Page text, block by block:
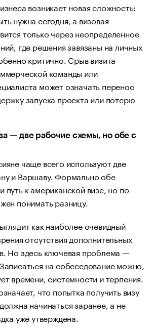
возникает новая сложность:
нужна сегодня, а визовая
только через неопределенное
где решения завязаны на личных
критично. Срыв визита
команды или
может означать перенос
запуска проекта или потерю
— две рабочие схемы, но обе с
чаще всего используют две
и Варшаву. Формально обе
путь к американской визе, но по
понимать разницу.
как наиболее очевидный
отсутствия дополнительных
Но здесь ключевая проблема —
на собеседование можно,
времени, системности и терпения.
что попытка получить визу
начинаться заранее, а не
уже утверждена.